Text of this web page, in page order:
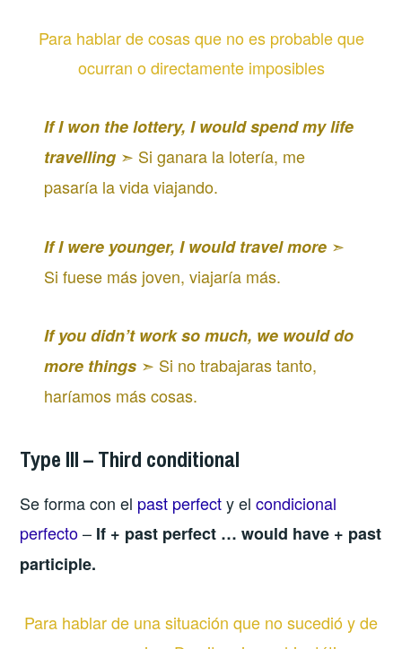
Para hablar de cosas que no es probable que
ocurran o directamente imposibles
If I won the lottery, I would spend my life
travelling ➣ Si ganara la lotería, me
pasaría la vida viajando.
If I were younger, I would travel more ➣
Si fuese más joven, viajaría más.
If you didn’t work so much, we would do
more things ➣ Si no trabajaras tanto,
haríamos más cosas.
Type III – Third conditional
Se forma con el past perfecty elcondicional
perfecto– If + past perfect … would have + past
participle.
Para hablar de una situación que no sucedió y de